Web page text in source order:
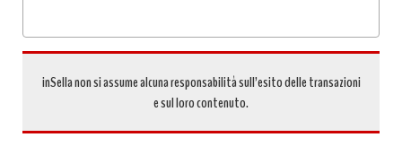
inSella non si assume alcuna responsabilità sull’esito delle transazioni
e sul loro contenuto.